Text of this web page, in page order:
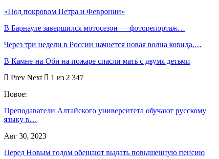
«Под покровом Петра и Февронии»
В Барнауле завершился мотосезон — фоторепортаж…
Через три недели в России начнется новая волна ковида,…
В Камне-на-Оби на пожаре спасли мать с двумя детьми
Prev Next
1 из 2 347
Новое:
Преподаватели Алтайского университета обучают русскому
языку в…
Авг 30, 2023
Перед Новым годом обещают выдать повышенную пенсию